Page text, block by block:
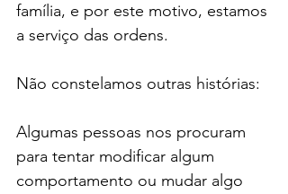
família, e por este motivo, estamos
a serviço das ordens.
Não constelamos outras histórias:
Algumas pessoas nos procuram
para tentar modificar algum
comportamento ou mudar algo